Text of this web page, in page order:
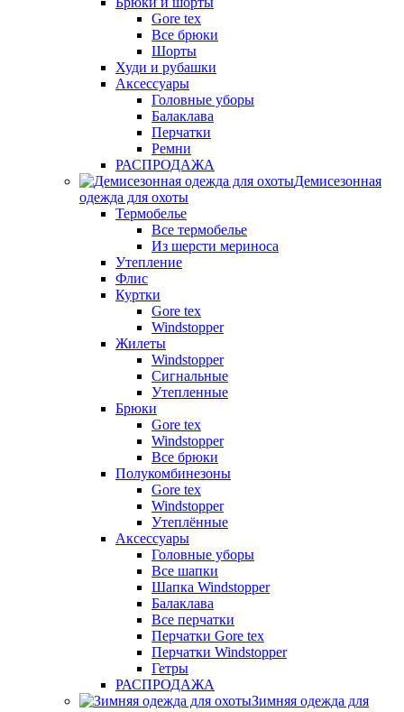
Gore tex
Все брюки
Шорты
Худи и рубашки
Аксессуары
Головные уборы
Балаклава
Перчатки
Ремни
РАСПРОДАЖА
Демисезонная
одежда для охоты
Термобелье
Все термобелье
Из шерсти мериноса
Утепление
Флис
Куртки
Gore tex
Windstopper
Жилеты
Windstopper
Сигнальные
Утепленные
Брюки
Gore tex
Windstopper
Все брюки
Полукомбинезоны
Gore tex
Windstopper
Утеплённые
Аксессуары
Головные уборы
Все шапки
Шапка Windstopper
Балаклава
Все перчатки
Перчатки Gore tex
Перчатки Windstopper
Гетры
РАСПРОДАЖА
Зимняя одежда для